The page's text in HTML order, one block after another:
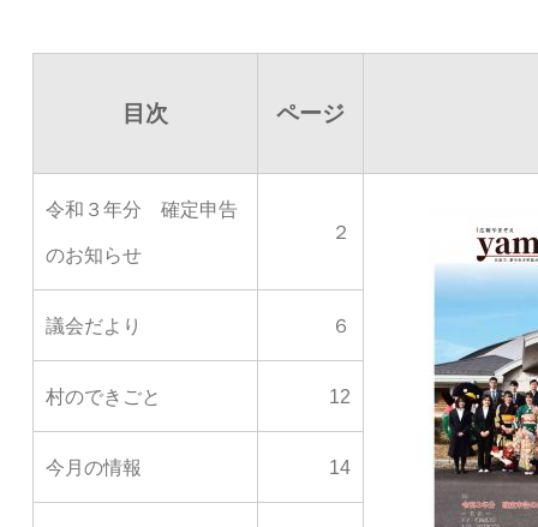
目次 ページ
令和３年分 確定申告
のお知らせ
２
議会だより ６
村のできごと 12
今月の情報 14